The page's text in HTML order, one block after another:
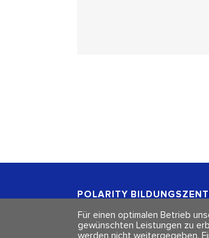
POLARITY
CH - 8004 Zürich
Für einen optimalen Betrieb
gewünschten Leistungen zu
werden nicht weitergegeben.